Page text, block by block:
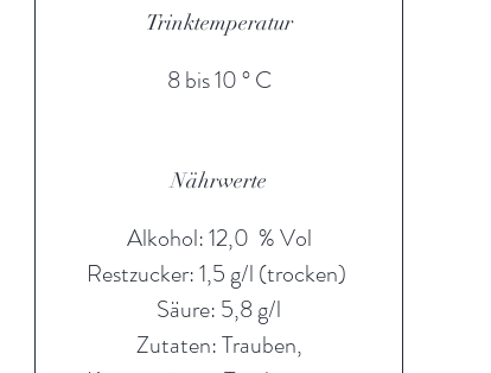
Salz
Trinktemperatur
8 bis 10 ° C
Nährwerte
Alkohol: 12,0 % Vol
Restzucker: 1,5 g/l (trocken)
Säure: 5,8 g/l
Zutaten: Trauben,